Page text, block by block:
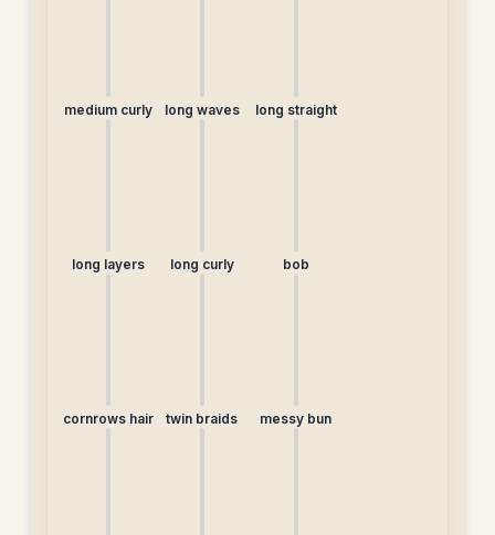
medium curly long waves long straight
long layers long curly bob
cornrows hair twin braids messy bun